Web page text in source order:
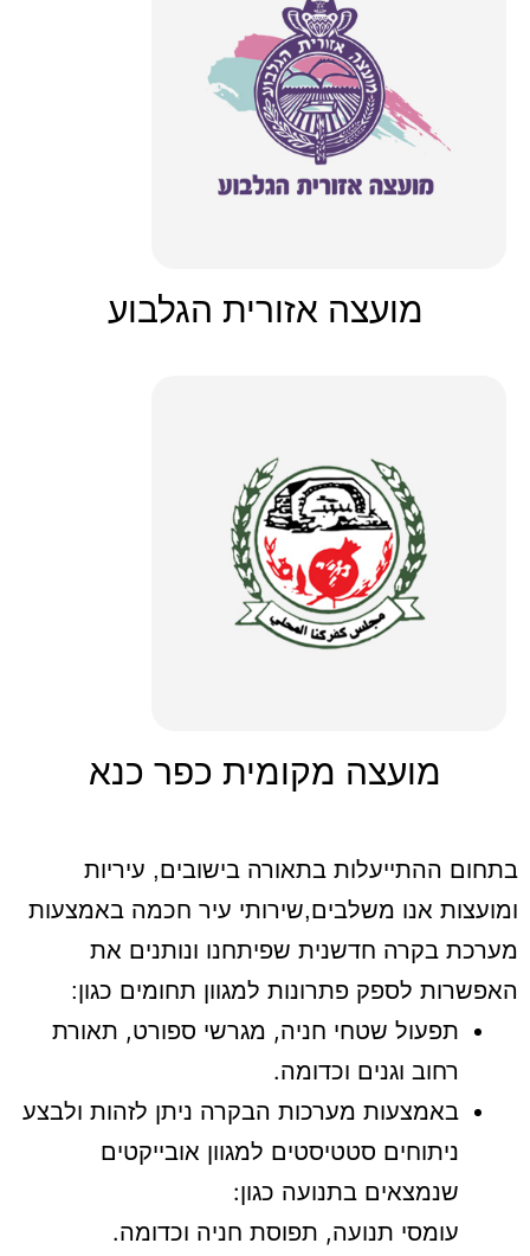
מועצה אזורית הגלבוע
מועצה מקומית כפר כנא
בתחום ההתייעלות בתאורה בישובים, עיריות
ומועצות אנו משלבים,שירותי עיר חכמה באמצעות
מערכת בקרה חדשנית שפיתחנו ונותנים את
האפשרות לספק פתרונות למגוון תחומים כגון:
תפעול שטחי חניה, מגרשי ספורט, תאורת
רחוב וגנים וכדומה.
באמצעות מערכות הבקרה ניתן לזהות ולבצע
ניתוחים סטטיסטים למגוון אובייקטים
שנמצאים בתנועה כגון:
עומסי תנועה, תפוסת חניה וכדומה.